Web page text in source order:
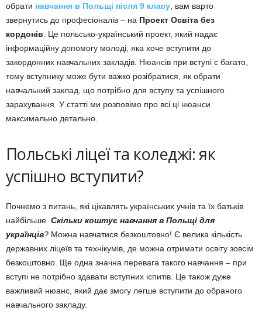
обрати навчання в Польщі після 9 класу , вам варто
звернутись до професіоналів – на Проект Освіта без
кордонів . Це польсько-український проект, який надає
інформаційну допомогу молоді, яка хоче вступити до
закордонних навчальних закладів. Нюансів при вступі є багато,
тому вступнику може бути важко розібратися, як обрати
навчальний заклад, що потрібно для вступу та успішного
зарахування. У статті ми розповімо про всі ці нюанси
максимально детально.
Польські ліцеї та коледжі: як
успішно вступити?
Почнемо з питань, які цікавлять українських учнів та їх батьків
найбільше. Скільки коштує навчання в Польщі для
українців? Можна навчатися безкоштовно! Є велика кількість
державних ліцеїв та технікумів, де можна отримати освіту зовсім
безкоштовно. Ще одна значна перевага такого навчання – при
вступі не потрібно здавати вступних іспитів. Це також дуже
важливий нюанс, який дає змогу легше вступити до обраного
навчального закладу.